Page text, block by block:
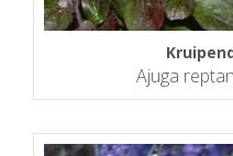
Ajuga